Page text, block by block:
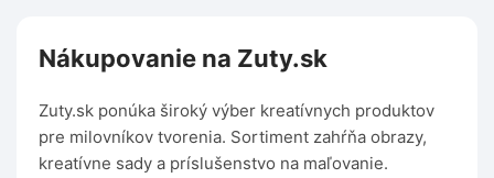
Nákupovanie na Zuty.sk
Zuty.sk ponúka široký výber kreatívnych produktov
pre milovníkov tvorenia. Sortiment zahŕňa obrazy,
kreatívne sady a príslušenstvo na maľovanie.